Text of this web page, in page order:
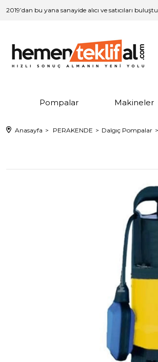
2019’dan bu yana sanayide alıcı ve satıcıları
Pompalar Makineler
Anasayfa PERAKENDE Dalgıç Pompalar